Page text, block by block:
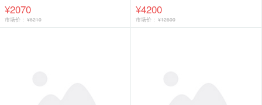
¥2070
市场价： ¥6210
¥4200
市场价： ¥12600